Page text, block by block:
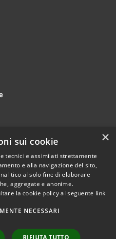
Copyright © 2026 • Comune di
Silvi • Powered by
redazione
×
sui cookie
tecnici e assimilati strettamente
e alla navigazione del sito,
al solo fine di elaborare
aggregate e anonime.
la cookie policy al seguente link
NECESSARI
RIFIUTA TUTTO